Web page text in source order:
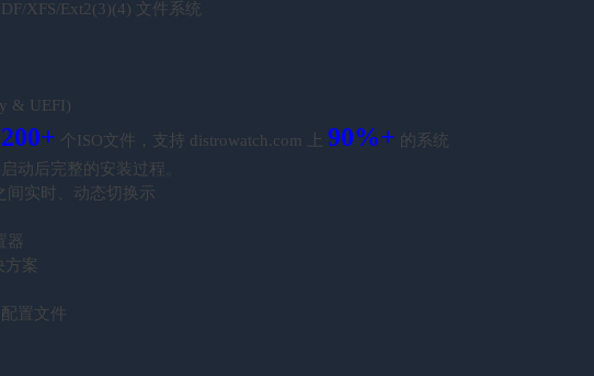
XFS/Ext2(3)(4) 文件系统
& UEFI)
个ISO文件，支持 distrowatch.com 上90%+ 的系统
动后完整的安装过程。
间实时、动态切换示
器
方案
置文件